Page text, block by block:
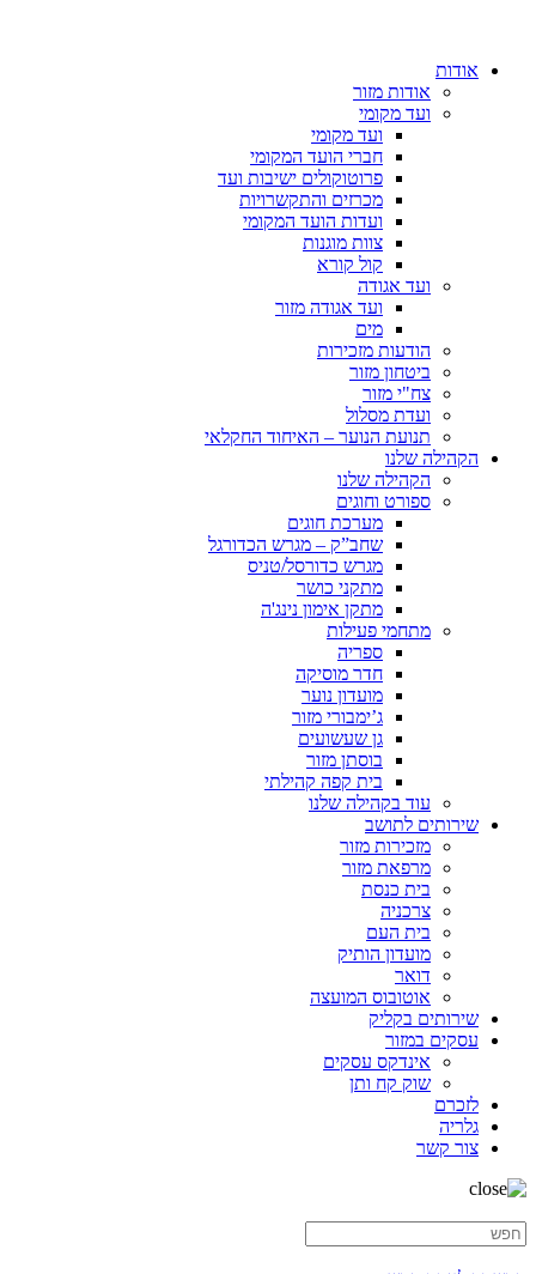
אודות
אודות מזור
ועד מקומי
ועד מקומי
חברי הועד המקומי
פרוטוקולים ישיבות ועד
מכרזים והתקשרויות
ועדות הועד המקומי
צוות מוגנות
קול קורא
ועד אגודה
ועד אגודה מזור
מים
הודעות מזכירות
ביטחון מזור
צח"י מזור
ועדת מסלול
תנועת הנוער – האיחוד החקלאי
הקהילה שלנו
הקהילה שלנו
ספורט וחוגים
מערכת חוגים
שחב”ק – מגרש הכדורגל
מגרש כדורסל/טניס
מתקני כושר
מתקן אימון נינג'ה
מתחמי פעילות
ספריה
חדר מוסיקה
מועדון נוער
ג’ימבורי מזור
גן שעשועים
בוסתן מזור
בית קפה קהילתי
עוד בקהילה שלנו
שירותים לתושב
מזכירות מזור
מרפאת מזור
בית כנסת
צרכניה
בית העם
מועדון הותיק
דואר
אוטובוס המועצה
שירותים בקליק
עסקים במזור
אינדקס עסקים
שוק קח ותן
לזכרם
גלריה
צור קשר